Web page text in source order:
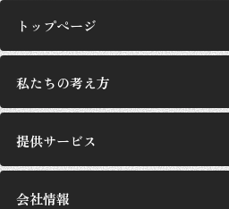
トップページ
私たちの考え方
私たちの考え方
提供サービス
提供サービス
会社情報